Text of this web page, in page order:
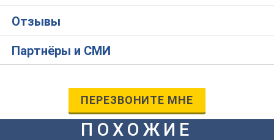
Отзывы
Партнёры и СМИ
ПЕРЕЗВОНИТЕ МНЕ
ПОХОЖИЕ